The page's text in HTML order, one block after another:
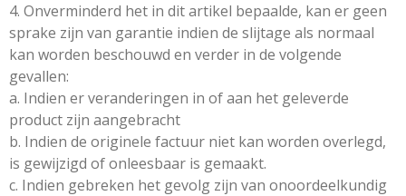
4. Onverminderd het in dit artikel bepaalde, kan er geen
sprake zijn van garantie indien de slijtage als normaal
kan worden beschouwd en verder in de volgende
gevallen:
a. Indien er veranderingen in of aan het geleverde
product zijn aangebracht
b. Indien de originele factuur niet kan worden overlegd,
is gewijzigd of onleesbaar is gemaakt.
c. Indien gebreken het gevolg zijn van onoordeelkundig